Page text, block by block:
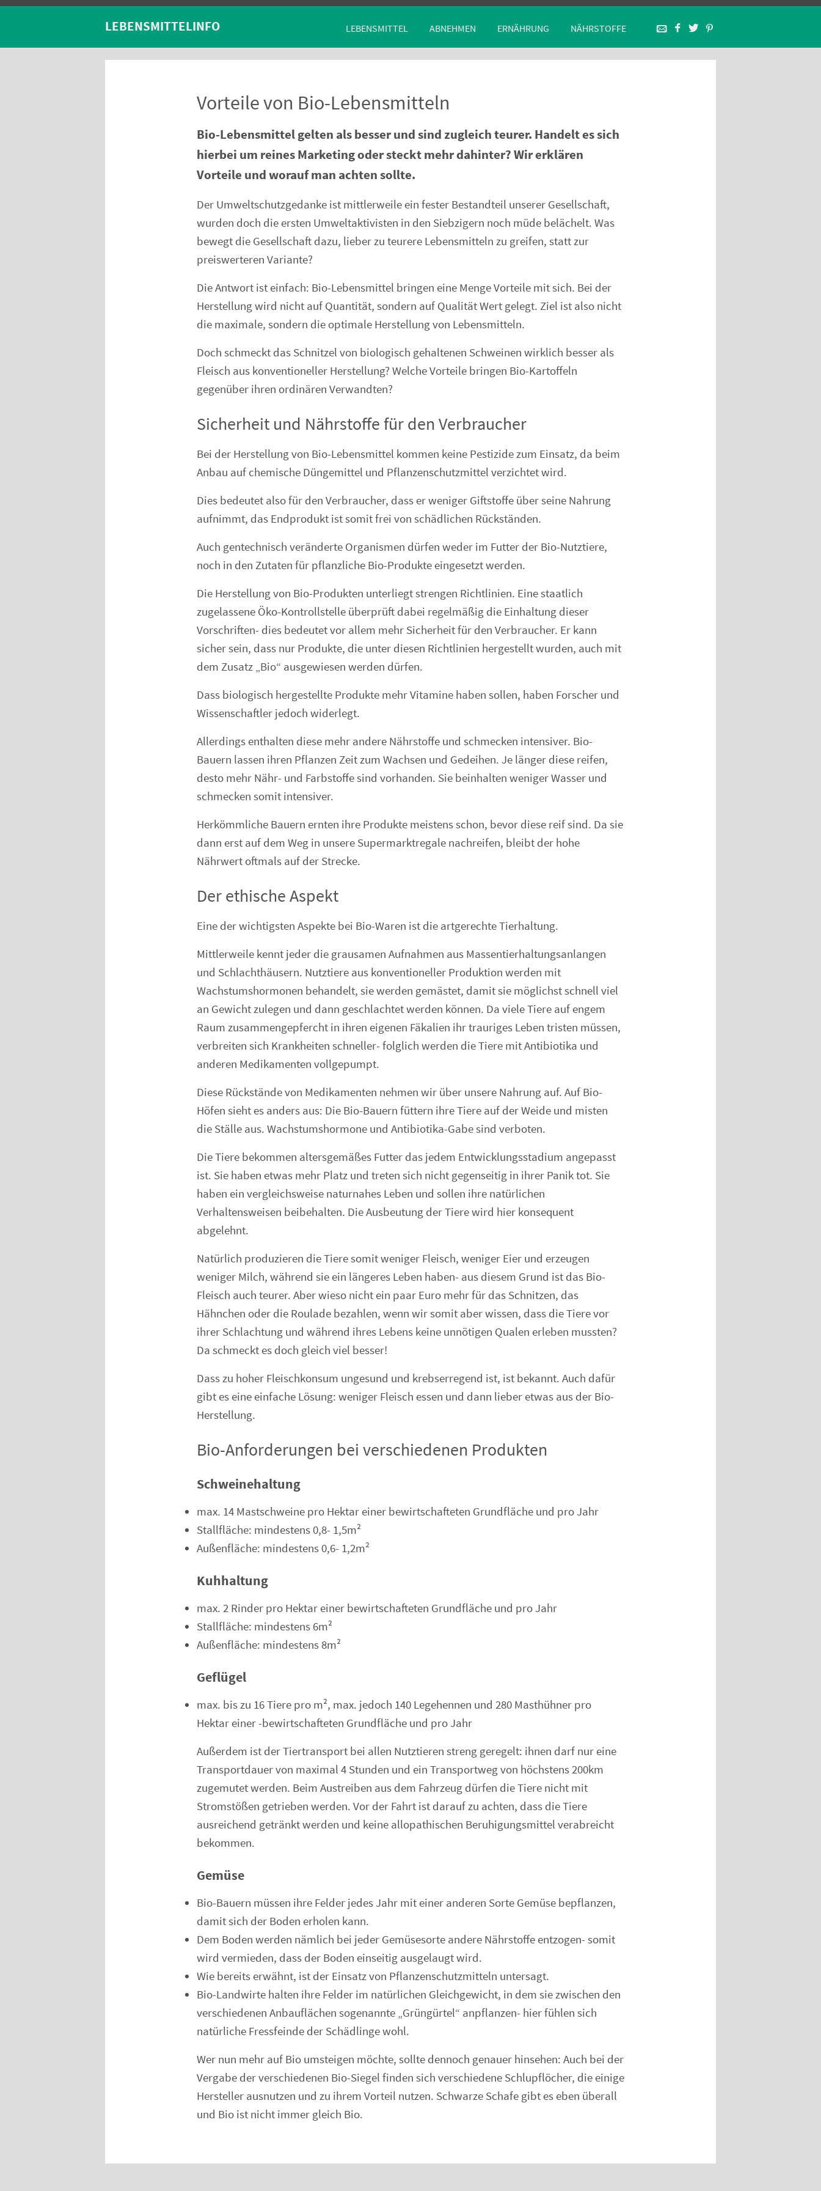
LEBENSMITTELINFO LEBENSMITTEL ABNEHMEN ERNÄHRUNG NÄHRSTOFFE
Vorteile von Bio-Lebensmitteln
Bio-Lebensmittel gelten als besser und sind zugleich teurer. Handelt es sich
hierbei um reines Marketing oder steckt mehr dahinter? Wir erklären
Vorteile und worauf man achten sollte.
Der Umweltschutzgedanke ist mittlerweile ein fester Bestandteil unserer Gesellschaft,
wurden doch die ersten Umweltaktivisten in den Siebzigern noch müde belächelt. Was
bewegt die Gesellschaft dazu, lieber zu teurere Lebensmitteln zu greifen, statt zur
preiswerteren Variante?
Die Antwort ist einfach: Bio-Lebensmittel bringen eine Menge Vorteile mit sich. Bei der
Herstellung wird nicht auf Quantität, sondern auf Qualität Wert gelegt. Ziel ist also nicht
die maximale, sondern die optimale Herstellung von Lebensmitteln.
Doch schmeckt das Schnitzel von biologisch gehaltenen Schweinen wirklich besser als
Fleisch aus konventioneller Herstellung? Welche Vorteile bringen Bio-Kartoffeln
gegenüber ihren ordinären Verwandten?
Sicherheit und Nährstoffe für den Verbraucher
Bei der Herstellung von Bio-Lebensmittel kommen keine Pestizide zum Einsatz, da beim
Anbau auf chemische Düngemittel und Pflanzenschutzmittel verzichtet wird.
Dies bedeutet also für den Verbraucher, dass er weniger Giftstoffe über seine Nahrung
aufnimmt, das Endprodukt ist somit frei von schädlichen Rückständen.
Auch gentechnisch veränderte Organismen dürfen weder im Futter der Bio-Nutztiere,
noch in den Zutaten für pflanzliche Bio-Produkte eingesetzt werden.
Die Herstellung von Bio-Produkten unterliegt strengen Richtlinien. Eine staatlich
zugelassene Öko-Kontrollstelle überprüft dabei regelmäßig die Einhaltung dieser
Vorschriften- dies bedeutet vor allem mehr Sicherheit für den Verbraucher. Er kann
sicher sein, dass nur Produkte, die unter diesen Richtlinien hergestellt wurden, auch mit
dem Zusatz „Bio“ ausgewiesen werden dürfen.
Dass biologisch hergestellte Produkte mehr Vitamine haben sollen, haben Forscher und
Wissenschaftler jedoch widerlegt.
Allerdings enthalten diese mehr andere Nährstoffe und schmecken intensiver. Bio-
Bauern lassen ihren Pflanzen Zeit zum Wachsen und Gedeihen. Je länger diese reifen,
desto mehr Nähr- und Farbstoffe sind vorhanden. Sie beinhalten weniger Wasser und
schmecken somit intensiver.
Herkömmliche Bauern ernten ihre Produkte meistens schon, bevor diese reif sind. Da sie
dann erst auf dem Weg in unsere Supermarktregale nachreifen, bleibt der hohe
Nährwert oftmals auf der Strecke.
Der ethische Aspekt
Eine der wichtigsten Aspekte bei Bio-Waren ist die artgerechte Tierhaltung.
Mittlerweile kennt jeder die grausamen Aufnahmen aus Massentierhaltungsanlangen
und Schlachthäusern. Nutztiere aus konventioneller Produktion werden mit
Wachstumshormonen behandelt, sie werden gemästet, damit sie möglichst schnell viel
an Gewicht zulegen und dann geschlachtet werden können. Da viele Tiere auf engem
Raum zusammengepfercht in ihren eigenen Fäkalien ihr trauriges Leben tristen müssen,
verbreiten sich Krankheiten schneller- folglich werden die Tiere mit Antibiotika und
anderen Medikamenten vollgepumpt.
Diese Rückstände von Medikamenten nehmen wir über unsere Nahrung auf. Auf Bio-
Höfen sieht es anders aus: Die Bio-Bauern füttern ihre Tiere auf der Weide und misten
die Ställe aus. Wachstumshormone und Antibiotika-Gabe sind verboten.
Die Tiere bekommen altersgemäßes Futter das jedem Entwicklungsstadium angepasst
ist. Sie haben etwas mehr Platz und treten sich nicht gegenseitig in ihrer Panik tot. Sie
haben ein vergleichsweise naturnahes Leben und sollen ihre natürlichen
Verhaltensweisen beibehalten. Die Ausbeutung der Tiere wird hier konsequent
abgelehnt.
Natürlich produzieren die Tiere somit weniger Fleisch, weniger Eier und erzeugen
weniger Milch, während sie ein längeres Leben haben- aus diesem Grund ist das Bio-
Fleisch auch teurer. Aber wieso nicht ein paar Euro mehr für das Schnitzen, das
Hähnchen oder die Roulade bezahlen, wenn wir somit aber wissen, dass die Tiere vor
ihrer Schlachtung und während ihres Lebens keine unnötigen Qualen erleben mussten?
Da schmeckt es doch gleich viel besser!
Dass zu hoher Fleischkonsum ungesund und krebserregend ist, ist bekannt. Auch dafür
gibt es eine einfache Lösung: weniger Fleisch essen und dann lieber etwas aus der Bio-
Herstellung.
Bio-Anforderungen bei verschiedenen Produkten
Schweinehaltung
max. 14 Mastschweine pro Hektar einer bewirtschafteten Grundfläche und pro Jahr
Stallfläche: mindestens 0,8- 1,5m²
Außenfläche: mindestens 0,6- 1,2m²
Kuhhaltung
max. 2 Rinder pro Hektar einer bewirtschafteten Grundfläche und pro Jahr
Stallfläche: mindestens 6m²
Außenfläche: mindestens 8m²
Geflügel
max. bis zu 16 Tiere pro m², max. jedoch 140 Legehennen und 280 Masthühner pro
Hektar einer -bewirtschafteten Grundfläche und pro Jahr
Außerdem ist der Tiertransport bei allen Nutztieren streng geregelt: ihnen darf nur eine
Transportdauer von maximal 4 Stunden und ein Transportweg von höchstens 200km
zugemutet werden. Beim Austreiben aus dem Fahrzeug dürfen die Tiere nicht mit
Stromstößen getrieben werden. Vor der Fahrt ist darauf zu achten, dass die Tiere
ausreichend getränkt werden und keine allopathischen Beruhigungsmittel verabreicht
bekommen.
Gemüse
Bio-Bauern müssen ihre Felder jedes Jahr mit einer anderen Sorte Gemüse bepflanzen,
damit sich der Boden erholen kann.
Dem Boden werden nämlich bei jeder Gemüsesorte andere Nährstoffe entzogen- somit
wird vermieden, dass der Boden einseitig ausgelaugt wird.
Wie bereits erwähnt, ist der Einsatz von Pflanzenschutzmitteln untersagt.
Bio-Landwirte halten ihre Felder im natürlichen Gleichgewicht, in dem sie zwischen den
verschiedenen Anbauflächen sogenannte „Grüngürtel“ anpflanzen- hier fühlen sich
natürliche Fressfeinde der Schädlinge wohl.
Wer nun mehr auf Bio umsteigen möchte, sollte dennoch genauer hinsehen: Auch bei der
Vergabe der verschiedenen Bio-Siegel finden sich verschiedene Schlupflöcher, die einige
Hersteller ausnutzen und zu ihrem Vorteil nutzen. Schwarze Schafe gibt es eben überall
und Bio ist nicht immer gleich Bio.